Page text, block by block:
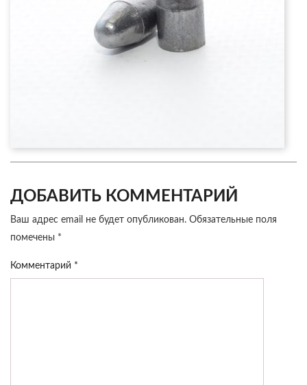
ДОБАВИТЬ КОММЕНТАРИЙ
Ваш адрес email не будет опубликован. Обязательные поля
помечены *
Комментарий *